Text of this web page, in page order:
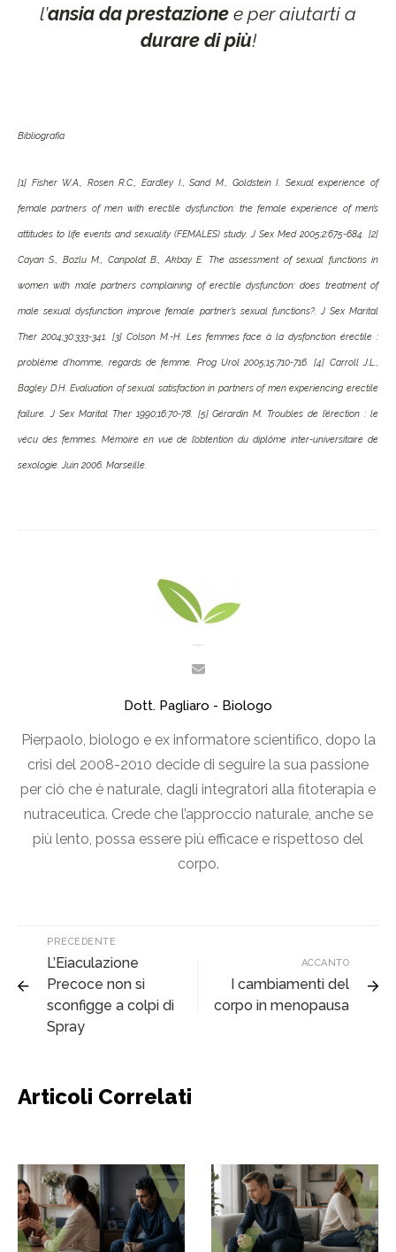
l’ansia da prestazione e per aiutarti a
durare di più!
Bibliografia
[1] Fisher W.A., Rosen R.C., Eardley I., Sand M., Goldstein I. Sexual experience of
female partners of men with erectile dysfunction: the female experience of men’s
attitudes to life events and sexuality (FEMALES) study. J Sex Med 2005;2:675-684. [2]
Cayan S., Bozlu M., Canpolat B., Akbay E. The assessment of sexual functions in
women with male partners complaining of erectile dysfunction: does treatment of
male sexual dysfunction improve female partner’s sexual functions?. J Sex Marital
Ther 2004;30:333-341. [3] Colson M.-H. Les femmes face à la dysfonction érectile :
problème d’homme, regards de femme. Prog Urol 2005;15:710-716. [4] Carroll J.L.,
Bagley D.H. Evaluation of sexual satisfaction in partners of men experiencing erectile
failure. J Sex Marital Ther 1990;16:70-78. [5] Gérardin M. Troubles de l’érection : le
vécu des femmes. Mémoire en vue de l’obtention du diplôme inter-universitaire de
sexologie. Juin 2006. Marseille.
Dott. Pagliaro - Biologo
Pierpaolo, biologo e ex informatore scientifico, dopo la
crisi del 2008-2010 decide di seguire la sua passione
per ciò che è naturale, dagli integratori alla fitoterapia e
nutraceutica. Crede che l’approccio naturale, anche se
più lento, possa essere più efficace e rispettoso del
corpo.
PRECEDENTE
L’Eiaculazione
Precoce non si
sconfigge a colpi di
Spray
ACCANTO
I cambiamenti del
corpo in menopausa
Articoli Correlati